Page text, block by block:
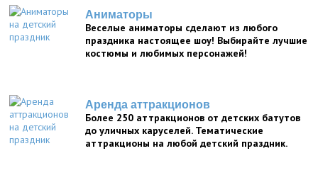
Аниматоры
Веселые аниматоры сделают из любого
праздника настоящее шоу! Выбирайте лучшие
костюмы и любимых персонажей!
Аренда аттракционов
Более 250 аттракционов от детских батутов
до уличных каруселей. Тематические
аттракционы на любой детский праздник.